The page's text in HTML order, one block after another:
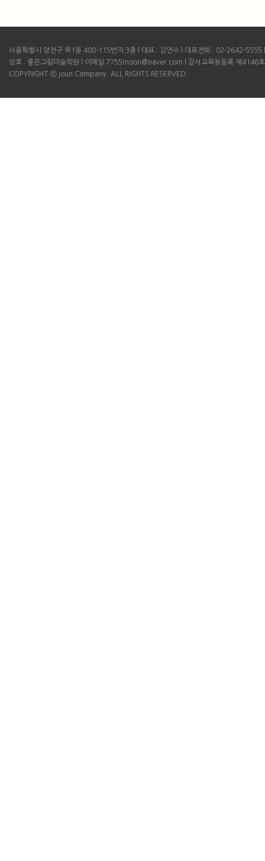
서울특별시 양천구 목1동 408-115번지 3층 l 대표 : 김연수 l 대표전화 : 02-2642-
상호 : 좋은그림미술학원 l 이메일:7755moon@naver.com l 강서교육청등록 제4146호
COPYRIGHT ⓒ joun Company. ALL RIGHTS RESERVED.